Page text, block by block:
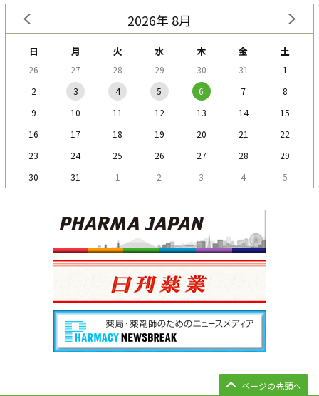
2026年 8月
日 月 火 水 木 金 土
26 27 28 29 30 31
1
2
3 4 5 6 7
8
9
10 11 12 13 14
15
16
17 18 19 20 21
22
23
24 25 26 27 28
29
30
31 1 2 3 4 5
ページの先頭へ